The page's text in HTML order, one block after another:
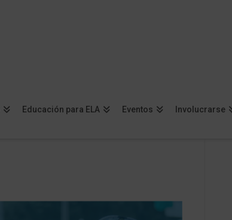
Educación para ELA Eventos Involucrarse